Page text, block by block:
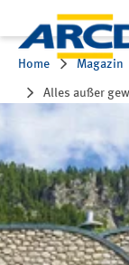
Home Magazin
Alles außer